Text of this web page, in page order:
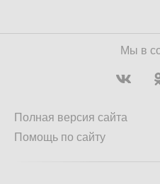
Мы в
Полная версия сайта
Помощь по сайту